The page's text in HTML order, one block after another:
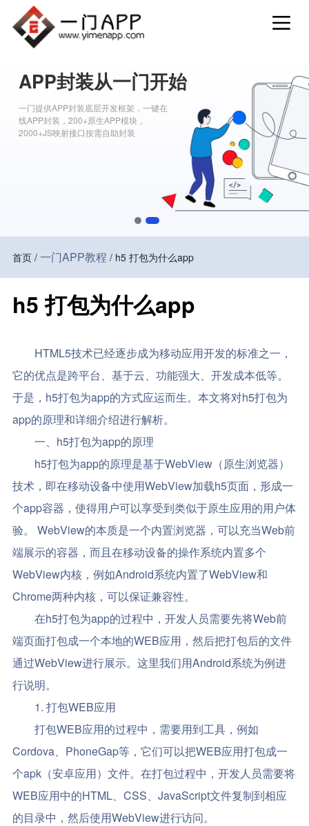
APP封装从一门开始
一门提供APP封装底层开发框架，一键在
线APP封装，200+原生APP模块，
2000+JS映射接口按需自助封装
首页 / 一门APP教程 / h5 打包为什么app
h5 打包为什么app
HTML5技术已经逐步成为移动应用开发的标准之一，
它的优点是跨平台、基于云、功能强大、开发成本低等。
于是，h5打包为app的方式应运而生。本文将对h5打包为
app的原理和详细介绍进行解析。
一、h5打包为app的原理
h5打包为app的原理是基于WebView（原生浏览器）
技术，即在移动设备中使用WebView加载h5页面，形成一
个app容器，使得用户可以享受到类似于原生应用的用户体
验。 WebView的本质是一个内置浏览器，可以充当Web前
端展示的容器，而且在移动设备的操作系统内置多个
WebView内核，例如Android系统内置了WebView和
Chrome两种内核，可以保证兼容性。
在h5打包为app的过程中，开发人员需要先将Web前
端页面打包成一个本地的WEB应用，然后把打包后的文件
通过WebView进行展示。这里我们用Android系统为例进
行说明。
1. 打包WEB应用
打包WEB应用的过程中，需要用到工具，例如
Cordova、PhoneGap等，它们可以把WEB应用打包成一
个apk（安卓应用）文件。在打包过程中，开发人员需要将
WEB应用中的HTML、CSS、JavaScript文件复制到相应
的目录中，然后使用WebView进行访问。